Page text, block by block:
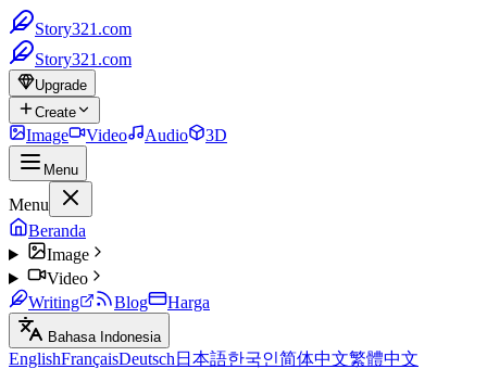
Story321.com
Story321.com
Upgrade
Create
Image Video Audio 3D
Menu
Menu
Beranda
Image
Video
Writing
Blog Harga
Bahasa Indonesia
EnglishFrançaisDeutsch 日本語한국인简体中文繁體中文